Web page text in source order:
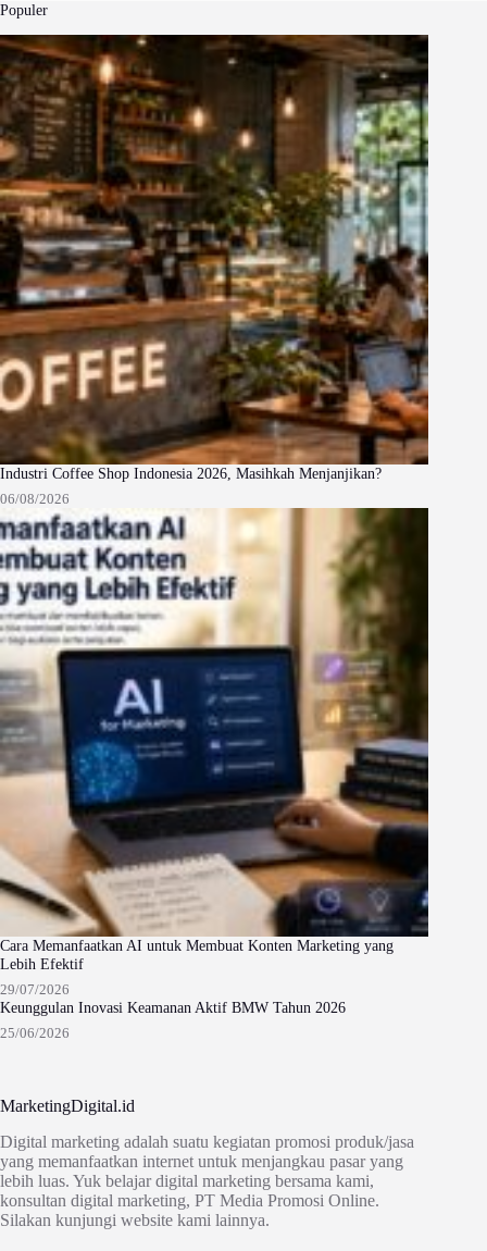
Populer
Industri Coffee Shop Indonesia 2026, Masihkah Menjanjikan?
06/08/2026
Cara Memanfaatkan AI untuk Membuat Konten Marketing yang
Lebih Efektif
29/07/2026
Keunggulan Inovasi Keamanan Aktif BMW Tahun 2026
25/06/2026
MarketingDigital.id
Digital marketing adalah suatu kegiatan promosi produk/jasa
yang memanfaatkan internet untuk menjangkau pasar yang
lebih luas. Yuk belajar digital marketing bersama kami,
konsultan digital marketing, PT Media Promosi Online.
Silakan kunjungi website kami lainnya.